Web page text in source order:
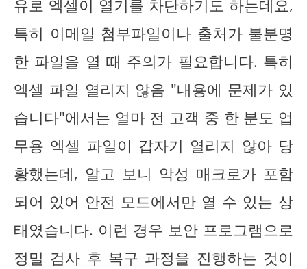
유로 엑셀이 열기를 차단하기도 하는데요,
특히 이메일 첨부파일이나 출처가 불분명
한 파일을 열 때 주의가 필요합니다. 특히
엑셀 파일 열리지 않음 "내용에 문제가 있
습니다"에서는 얼마 전 고객 중 한 분도 업
무용 엑셀 파일이 갑자기 열리지 않아 당
황했는데, 알고 보니 악성 매크로가 포함
되어 있어 안전 모드에서만 열 수 있는 상
태였습니다. 이런 경우 보안 프로그램으로
정밀 검사 후 복구 과정을 진행하는 것이